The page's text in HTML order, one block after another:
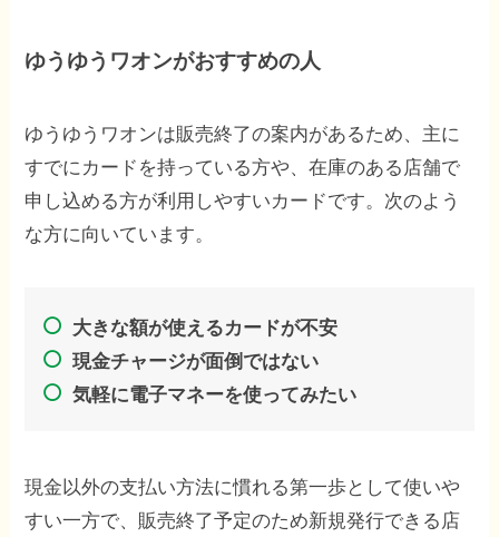
ゆうゆうワオンがおすすめの人
ゆうゆうワオンは販売終了の案内があるため、主に
すでにカードを持っている方や、在庫のある店舗で
申し込める方が利用しやすいカードです。次のよう
な方に向いています。
大きな額が使えるカードが不安
現金チャージが面倒ではない
気軽に電子マネーを使ってみたい
現金以外の支払い方法に慣れる第一歩として使いや
すい一方で、販売終了予定のため新規発行できる店